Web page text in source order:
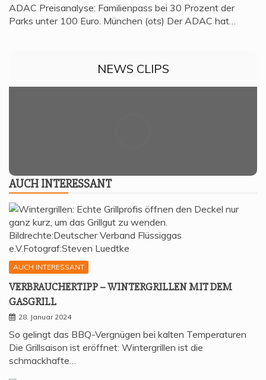
ADAC Preisanalyse: Familienpass bei 30 Prozent der
Parks unter 100 Euro. München (ots) Der ADAC hat…
NEWS CLIPS
AUCH INTER­ES­SANT
AUCH INTERESSANT
VER­BRAU­CHER­TIPP – WIN­TER­GRIL­LEN MIT DEM
GASGRILL
28. Januar 2024
So gelingt das BBQ-Vergnügen bei kalten Temperaturen
Die Grillsaison ist eröffnet: Wintergrillen ist die
schmackhafte…